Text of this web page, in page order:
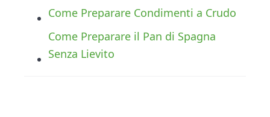
Come Preparare Condimenti a Crudo
Come Preparare il Pan di Spagna
Senza Lievito